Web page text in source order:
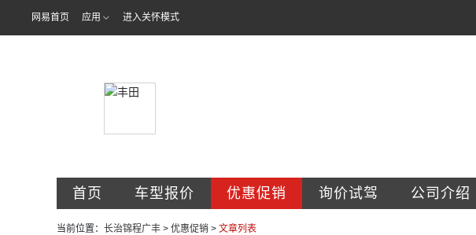
网易首页 应用 进入关怀模式
首页 车型报价 优惠促销 询价试驾 公司介绍
当前位置： 长治锦程广丰 > 优惠促销 > 文章列表